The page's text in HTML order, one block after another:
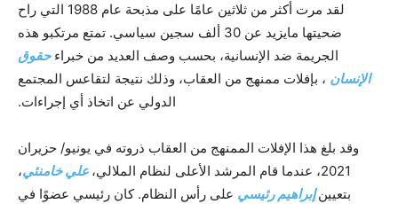
لقد مرت أكثر من ثلاثين عامًا على مذبحة عام 1988 التي راح
ضحيتها مايزيد عن 30 ألف سجين سياسي. تمتع مرتكبو هذه
الجريمة ضد الإنسانية، بحسب وصف العديد من خبراءحقوق
الإنسان ، بإفلات ممنهج من العقاب، وذلك نتيجة لتقاعس المجتمع
الدولي عن اتخاذ أي إجراءات.
وقد بلغ هذا الإفلات الممنهج من العقاب ذروته في يونيو/ حزيران
2021، عندما قام المرشد الأعلى لنظام الملالي،
علي خامنئي،
بتعيينإبراهيم رئيسي على رأس النظام. كان رئيسي عضوًا في